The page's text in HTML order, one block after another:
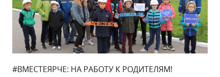
#ВМЕСТЕЯРЧЕ: НА РАБОТУ К РОДИТЕЛЯМ!